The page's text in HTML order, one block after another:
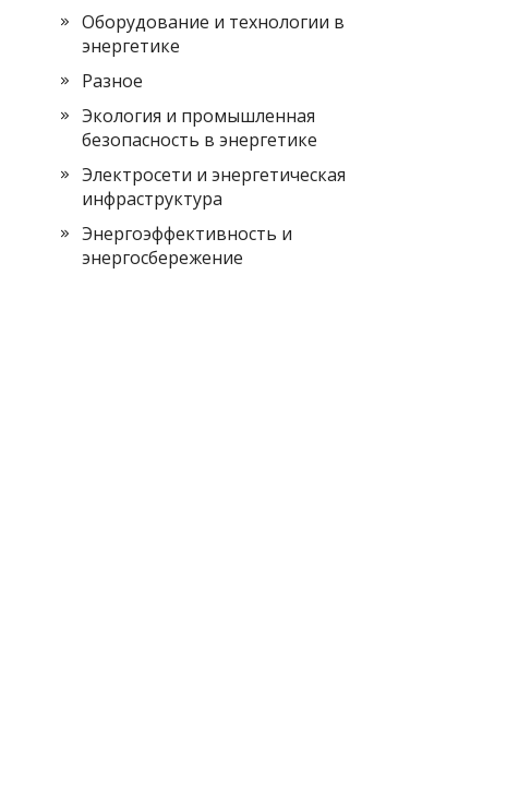
Оборудование и технологии в
энергетике
Разное
Экология и промышленная
безопасность в энергетике
Электросети и энергетическая
инфраструктура
Энергоэффективность и
энергосбережение